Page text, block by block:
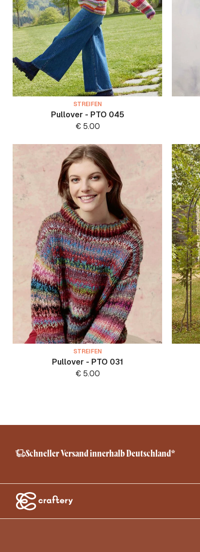
STREIFEN
Pullover - PTO 045
€5.00
STREIFEN
Pullover - PTO 031
€5.00
Schneller Versand innerhalb Deutschland*